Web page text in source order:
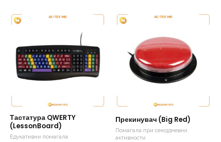
Тастатура QWERTY
(LessonBoard)
Едукативни помагала
Прекинувач (Big Red)
Помагала при секојдневни
активности